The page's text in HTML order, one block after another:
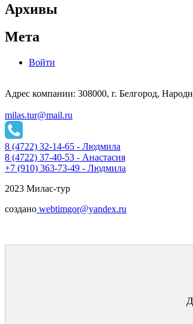
Архивы
Мета
Войти
Адрес компании: 308000, г. Белгород,
milas.tur@mail.ru
8 (4722) 32-14-65 - Людмила
8 (4722) 37-40-53 - Анастасия
+7 (910) 363-73-49 - Людмила
2023 Милас-тур
создано webtimgor@yandex.ru